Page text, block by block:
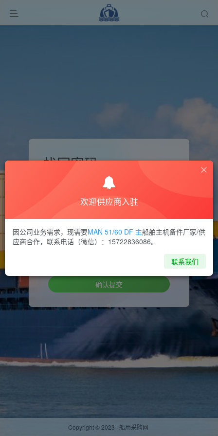
找回密码
设置新密码
确认提交
Copyright © 2023 · 船用采购网
欢迎供应商入驻
因公司业务需求，现需要MAN 51/60 DF 主船舶主机备件厂家/供
应商合作，联系电话（微信）：15722836086。
联系我们